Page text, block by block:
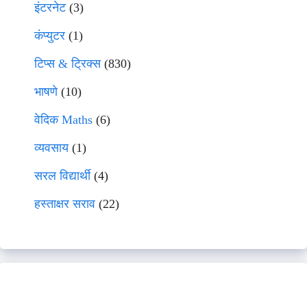
इंटरनेट(3)
कंप्युटर (1)
टिप्स & ट्रिक्स(830)
भाषणे(10)
वेदिक Maths (6)
व्यवसाय(1)
सरल विद्यार्थी(4)
हस्ताक्षर सराव (22)